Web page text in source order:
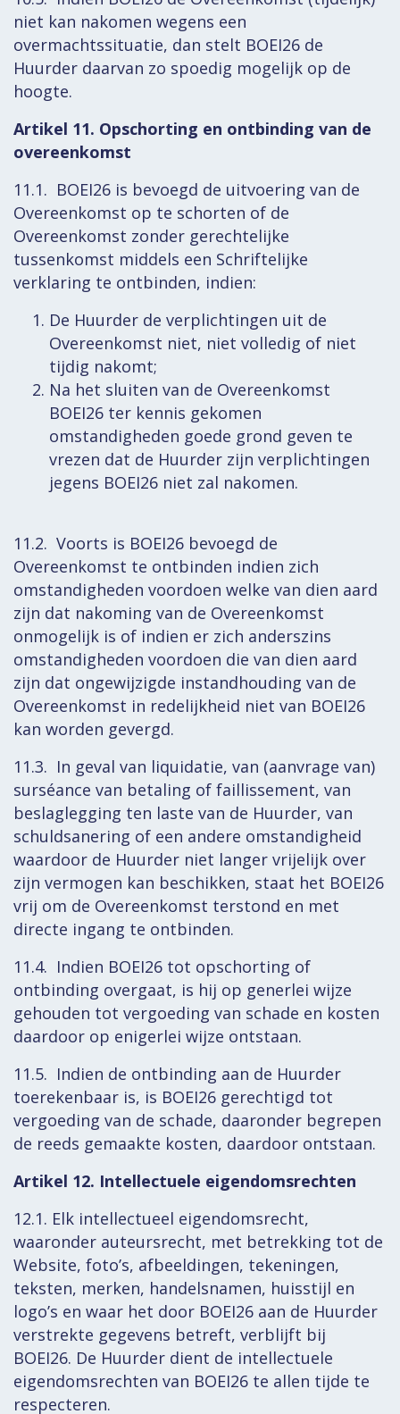
niet kan nakomen wegens een
overmachtssituatie, dan stelt BOEI26 de
Huurder daarvan zo spoedig mogelijk op de
hoogte.
Artikel 11. Opschorting en ontbinding van de
overeenkomst
11.1. BOEI26 is bevoegd de uitvoering van de
Overeenkomst op te schorten of de
Overeenkomst zonder gerechtelijke
tussenkomst middels een Schriftelijke
verklaring te ontbinden, indien:
De Huurder de verplichtingen uit de
Overeenkomst niet, niet volledig of niet
tijdig nakomt;
Na het sluiten van de Overeenkomst
BOEI26 ter kennis gekomen
omstandigheden goede grond geven te
vrezen dat de Huurder zijn verplichtingen
jegens BOEI26 niet zal nakomen.
11.2. Voorts is BOEI26 bevoegd de
Overeenkomst te ontbinden indien zich
omstandigheden voordoen welke van dien aard
zijn dat nakoming van de Overeenkomst
onmogelijk is of indien er zich anderszins
omstandigheden voordoen die van dien aard
zijn dat ongewijzigde instandhouding van de
Overeenkomst in redelijkheid niet van BOEI26
kan worden gevergd.
11.3. In geval van liquidatie, van (aanvrage van)
surséance van betaling of faillissement, van
beslaglegging ten laste van de Huurder, van
schuldsanering of een andere omstandigheid
waardoor de Huurder niet langer vrijelijk over
zijn vermogen kan beschikken, staat het BOEI26
vrij om de Overeenkomst terstond en met
directe ingang te ontbinden.
11.4. Indien BOEI26 tot opschorting of
ontbinding overgaat, is hij op generlei wijze
gehouden tot vergoeding van schade en kosten
daardoor op enigerlei wijze ontstaan.
11.5. Indien de ontbinding aan de Huurder
toerekenbaar is, is BOEI26 gerechtigd tot
vergoeding van de schade, daaronder begrepen
de reeds gemaakte kosten, daardoor ontstaan.
Artikel 12. Intellectuele eigendomsrechten
12.1. Elk intellectueel eigendomsrecht,
waaronder auteursrecht, met betrekking tot de
Website, foto’s, afbeeldingen, tekeningen,
teksten, merken, handelsnamen, huisstijl en
logo’s en waar het door BOEI26 aan de Huurder
verstrekte gegevens betreft, verblijft bij
BOEI26. De Huurder dient de intellectuele
eigendomsrechten van BOEI26 te allen tijde te
respecteren.